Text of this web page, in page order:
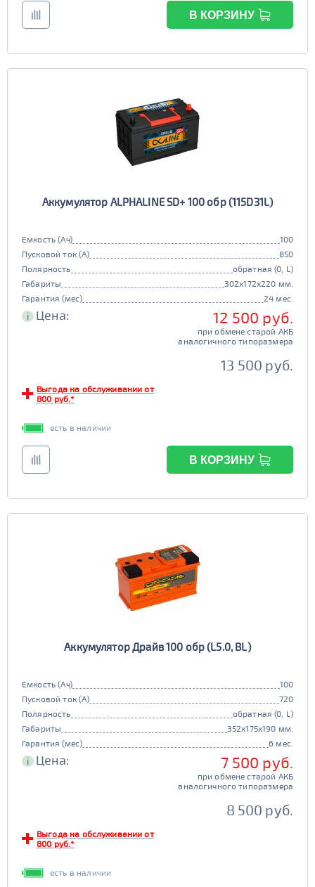
В КОРЗИНУ
Аккумулятор ALPHALINE SD+ 100 обр (115D31L)
Емкость (Ач)
100
Пусковой ток (А)
850
Полярность
обратная (0, L)
Габариты
302x172x220 мм.
Гарантия (мес)
24 мес.
i Цена: 12 500 руб.
при обмене старой АКБ
аналогичного типоразмера
13 500 руб.
Выгода на обслуживании от
800 руб.*
есть в наличии
В КОРЗИНУ
Аккумулятор Драйв 100 обр (L5.0, BL)
Емкость (Ач)
100
Пусковой ток (А)
720
Полярность
обратная (0, L)
Габариты
352x175x190 мм.
Гарантия (мес)
6 мес.
i Цена: 7 500 руб.
при обмене старой АКБ
аналогичного типоразмера
8 500 руб.
Выгода на обслуживании от
800 руб.*
есть в наличии